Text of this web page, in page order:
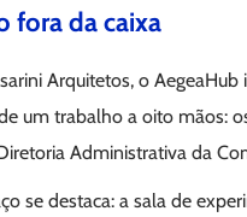
fora da caixa
Arquitetos, o
um trabalho a oito mãos:
Administrativa da
se destaca: a sala de